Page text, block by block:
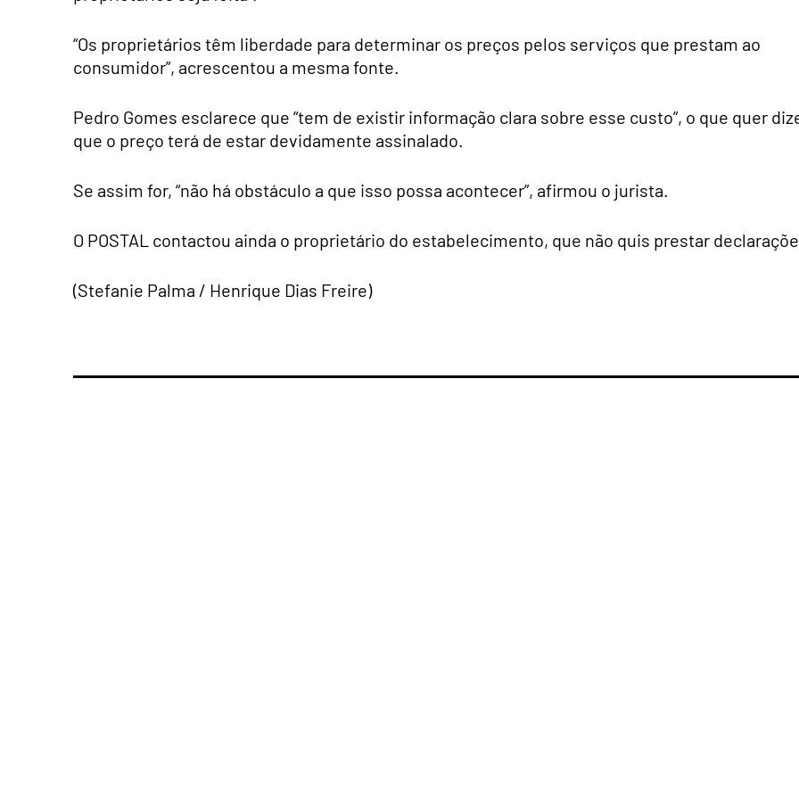
“Os proprietários têm liberdade para determinar os preços pelos serviços que prestam ao
consumidor”, acrescentou a mesma fonte.
Pedro Gomes esclarece que “tem de existir informação clara sobre esse custo”, o que quer
que o preço terá de estar devidamente assinalado.
Se assim for, “não há obstáculo a que isso possa acontecer”, afirmou o jurista.
O POSTAL contactou ainda o proprietário do estabelecimento, que não quis prestar
(Stefanie Palma / Henrique Dias Freire)